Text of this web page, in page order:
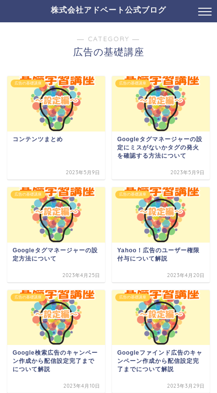
株式会社アドベート公式ブログ
― CATEGORY ―
広告の基礎講座
広告の基礎講座
コンテンツまとめ
2023年5月9日
広告の基礎講座
Googleタグマネージャーの設
定にミスがないかタグの発火
を確認する方法について
2023年5月9日
広告の基礎講座
Googleタグマネージャーの設
定方法について
2023年4月25日
広告の基礎講座
Yahoo！広告のユーザー権限
付与について解説
2023年4月20日
広告の基礎講座
Google検索広告のキャンペー
ン作成から配信設定完了まで
について解説
2023年4月10日
広告の基礎講座
Googleファインド広告のキャ
ンペーン作成から配信設定完
了までについて解説
2023年3月29日